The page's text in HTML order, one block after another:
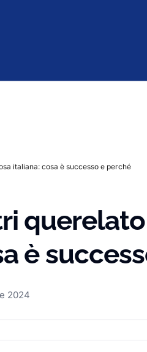
italiana: cosa è successo e perché
è
2024